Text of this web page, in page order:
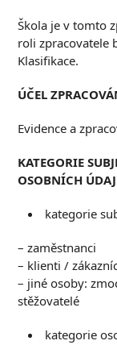
Škola je v tomto
roli zpracovatele
Klasifikace.
ÚČEL
Evidence a
KATEGORIE
OSOBNÍCH
kategorie
– zaměstnanci
– klienti /
– jiné osoby:
stěžovatelé
kategorie